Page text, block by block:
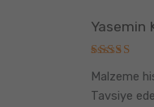
5 oy aldı
Yasemin
Malzeme
Tavsiye